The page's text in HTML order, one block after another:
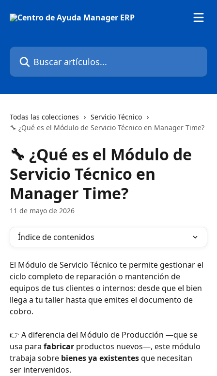
Buscar artículos...
Todas las colecciones
Servicio Técnico
🔧 ¿Qué es el Módulo de Servicio Técnico en Manager Time?
🔧 ¿Qué es el Módulo de
Servicio Técnico en
Manager Time?
11 de mayo de 2026
Índice de contenidos
El Módulo de Servicio Técnico te permite gestionar el
ciclo completo de reparación o mantención de
equipos de tus clientes o internos: desde que el bien
llega a tu taller hasta que emites el documento de
cobro.
👉 A diferencia del Módulo de Producción —que se
usa para fabricar productos nuevos—, este módulo
trabaja sobre bienes ya existentes que necesitan
ser intervenidos.